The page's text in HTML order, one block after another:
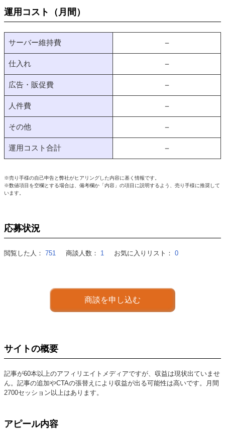
運用コスト（月間）
サーバー維持費 －
仕入れ －
広告・販促費 －
人件費 －
その他 －
運用コスト合計 －
※売り手様の自己申告と弊社がヒアリングした内容に基く情報です。
※数値項目を空欄とする場合は、備考欄か「内容」の項目に説明するよう、売り手様に推奨して
います。
応募状況
閲覧した人： 751 商談人数： 1 お気に入りリスト： 0
商談を申し込む
サイトの概要
記事が60本以上のアフィリエイトメディアですが、収益は現状出ていませ
ん。記事の追加やCTAの張替えにより収益が出る可能性は高いです。月間
2700セッション以上はあります。
アピール内容